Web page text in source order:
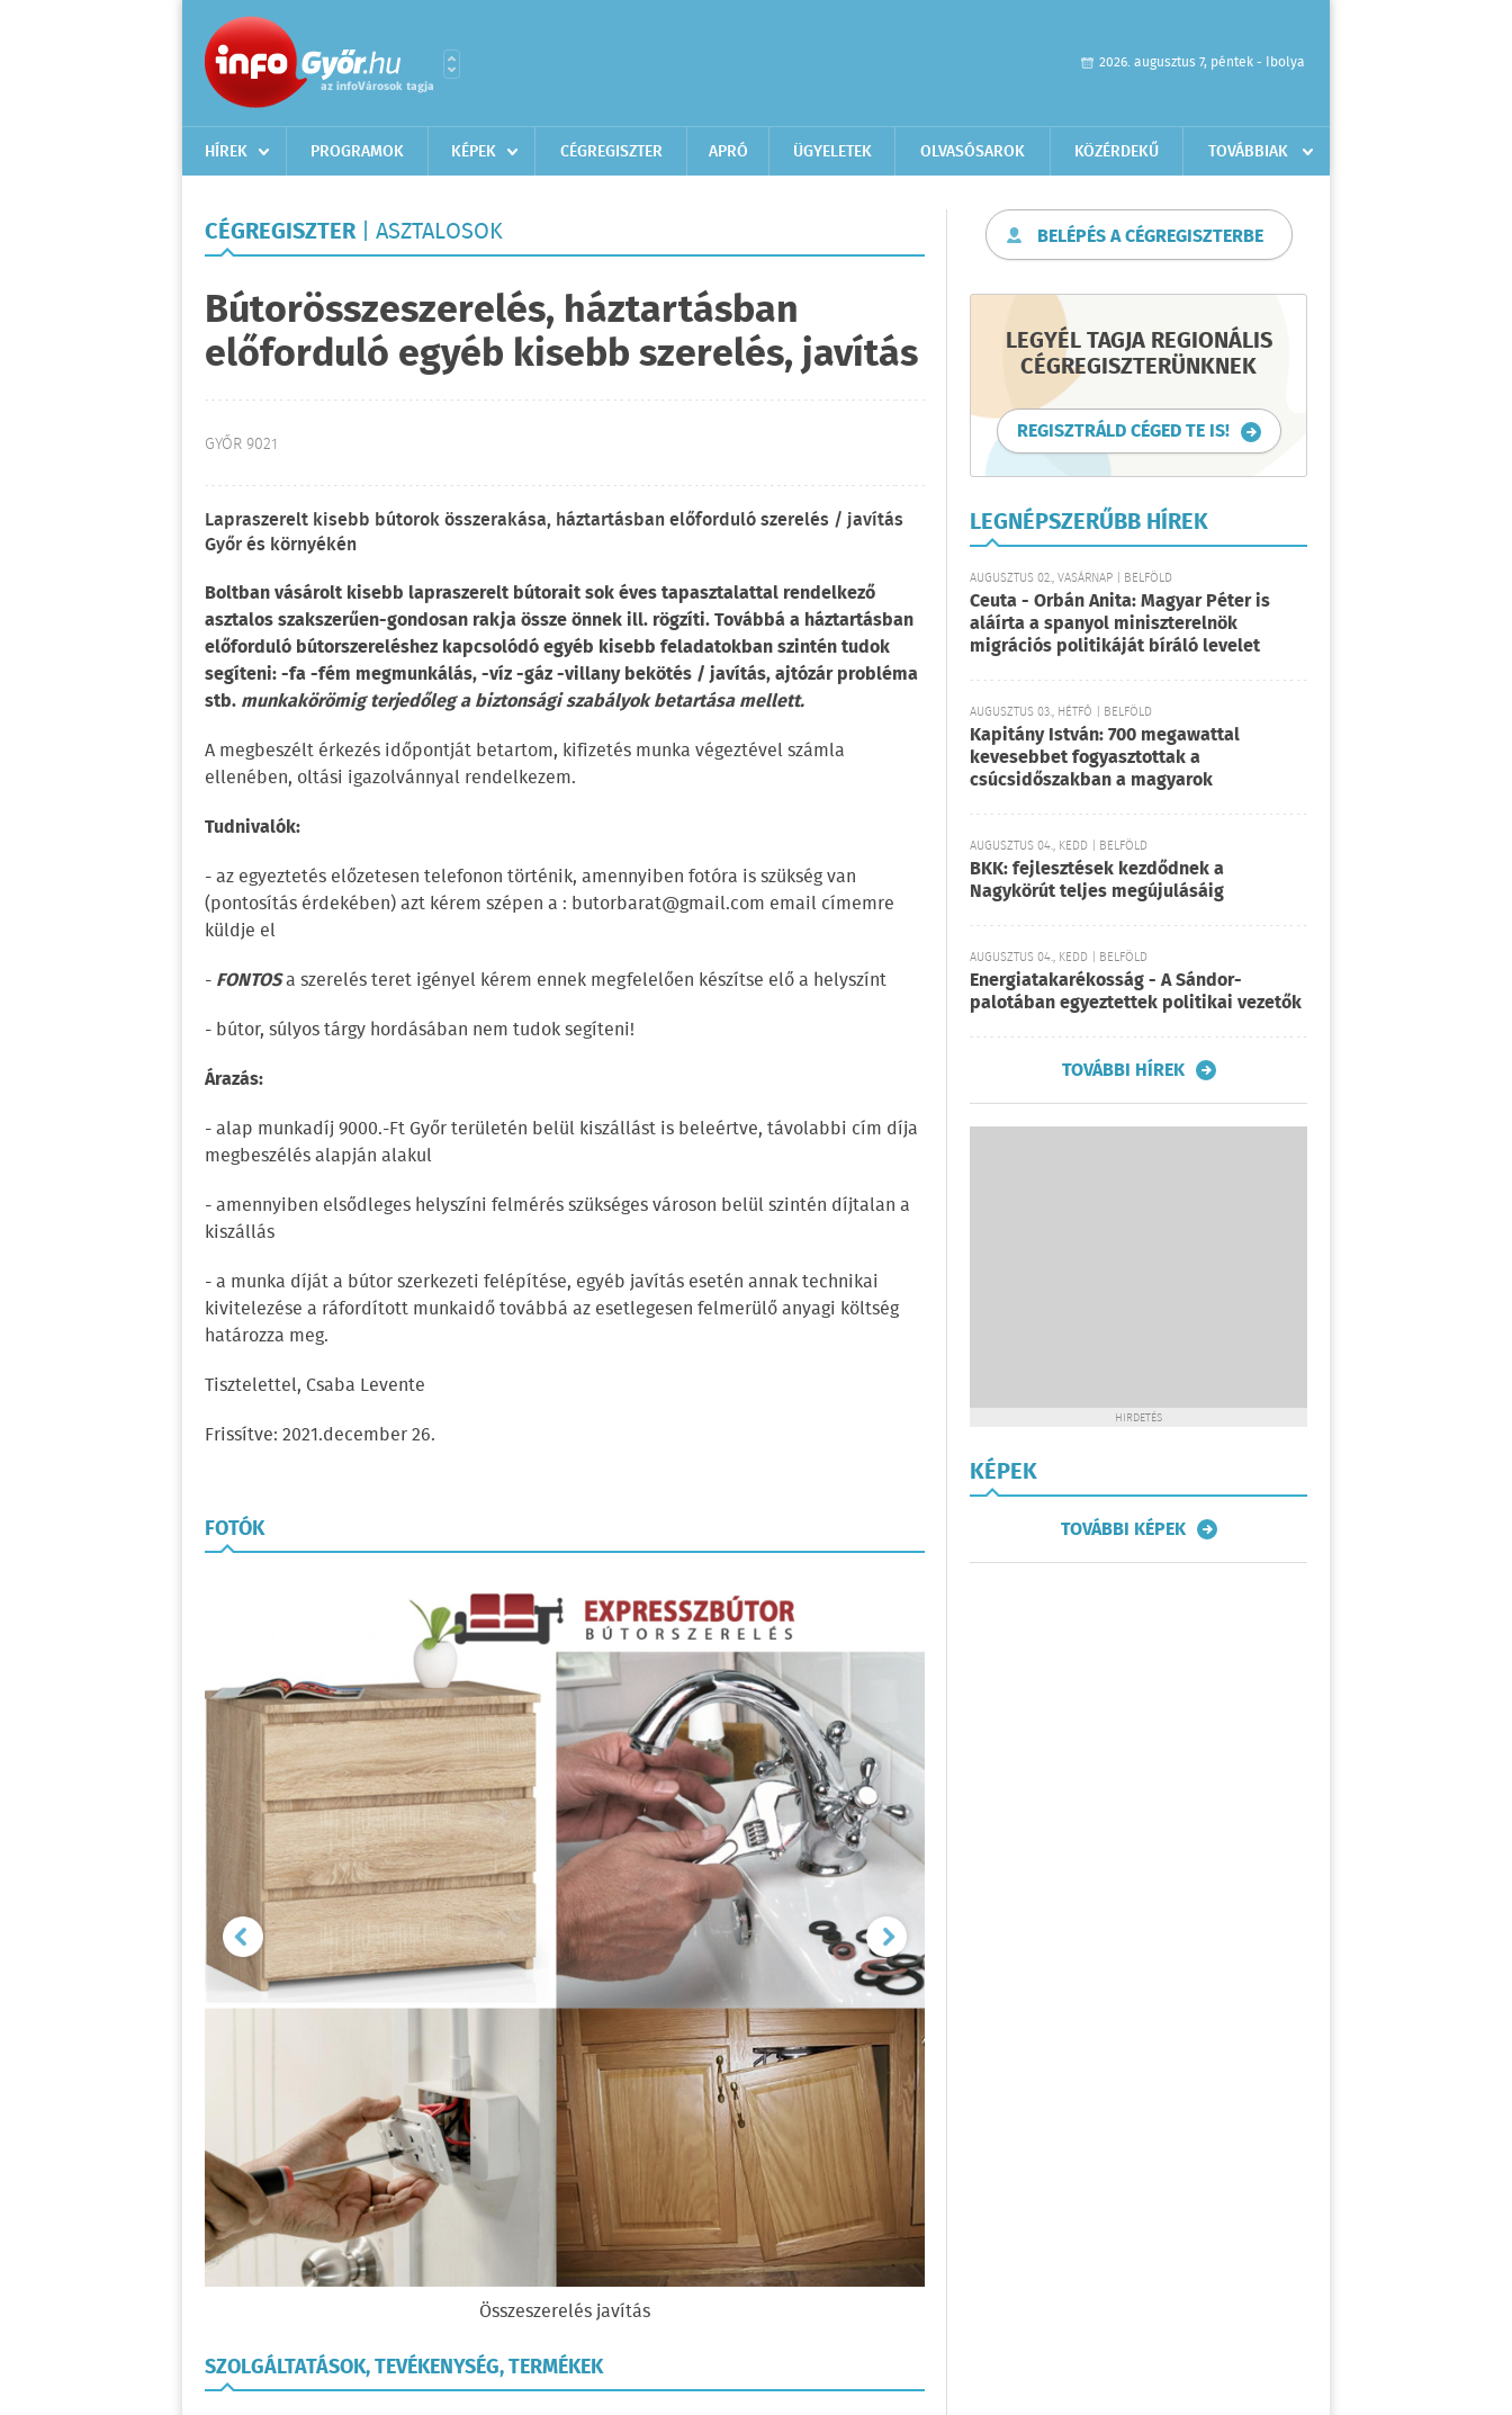
2026. augusztus 7, péntek - Ibolya
HÍREK PROGRAMOK KÉPEK CÉGREGISZTER APRÓ ÜGYELETEK OLVASÓSAROK KÖZÉRDEKŰ TOVÁBBIAK
CÉGREGISZTER | ASZTALOSOK
Bútorösszeszerelés, háztartásban
előforduló egyéb kisebb szerelés, javítás
GYŐR 9021
Lapraszerelt kisebb bútorok összerakása, háztartásban előforduló szerelés / javítás
Győr és környékén
Boltban vásárolt kisebb lapraszerelt bútorait sok éves tapasztalattal rendelkező
asztalos szakszerűen-gondosan rakja össze önnek ill. rögzíti. Továbbá a háztartásban
előforduló bútorszereléshez kapcsolódó egyéb kisebb feladatokban szintén tudok
segíteni: -fa -fém megmunkálás, -víz -gáz -villany bekötés / javítás, ajtózár probléma
stb. munkakörömig terjedőleg a biztonsági szabályok betartása mellett.
A megbeszélt érkezés időpontját betartom, kifizetés munka végeztével számla
ellenében, oltási igazolvánnyal rendelkezem.
Tudnivalók:
- az egyeztetés előzetesen telefonon történik, amennyiben fotóra is szükség van
(pontosítás érdekében) azt kérem szépen a : butorbarat@gmail.com email címemre
küldje el
- FONTOSa szerelés teret igényel kérem ennek megfelelően készítse elő a helyszínt
- bútor, súlyos tárgy hordásában nem tudok segíteni!
Árazás:
- alap munkadíj 9000.-Ft Győr területén belül kiszállást is beleértve, távolabbi cím díja
megbeszélés alapján alakul
- amennyiben elsődleges helyszíni felmérés szükséges városon belül szintén díjtalan a
kiszállás
- a munka díját a bútor szerkezeti felépítése, egyéb javítás esetén annak technikai
kivitelezése a ráfordított munkaidő továbbá az esetlegesen felmerülő anyagi költség
határozza meg.
Tisztelettel, Csaba Levente
Frissítve: 2021.december 26.
FOTÓK
Összeszerelés javítás
SZOLGÁLTATÁSOK, TEVÉKENYSÉG, TERMÉKEK
BELÉPÉS A CÉGREGISZTERBE
LEGYÉL TAGJA REGIONÁLIS
CÉGREGISZTERÜNKNEK
REGISZTRÁLD CÉGED TE IS!
LEGNÉPSZERŰBB HÍREK
AUGUSZTUS 02., VASÁRNAP | BELFÖLD
Ceuta - Orbán Anita: Magyar Péter is
aláírta a spanyol miniszterelnök
migrációs politikáját bíráló levelet
AUGUSZTUS 03., HÉTFŐ | BELFÖLD
Kapitány István: 700 megawattal
kevesebbet fogyasztottak a
csúcsidőszakban a magyarok
AUGUSZTUS 04., KEDD | BELFÖLD
BKK: fejlesztések kezdődnek a
Nagykörút teljes megújulásáig
AUGUSZTUS 04., KEDD | BELFÖLD
Energiatakarékosság - A Sándor-
palotában egyeztettek politikai vezetők
TOVÁBBI HÍREK
HIRDETÉS
KÉPEK
TOVÁBBI KÉPEK